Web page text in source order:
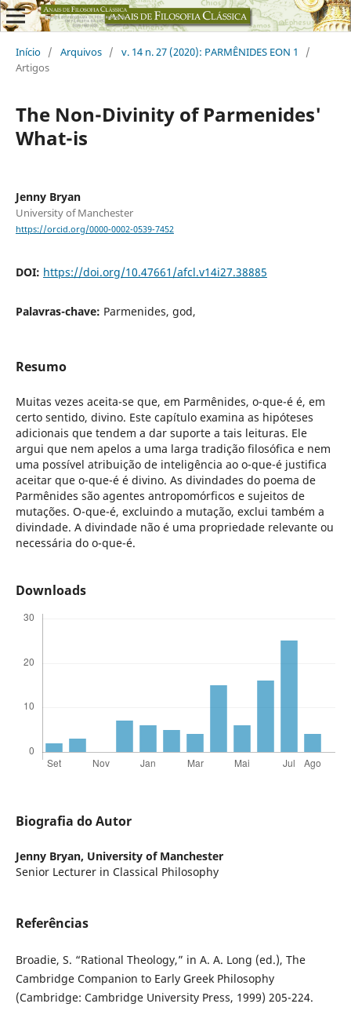
Início / Arquivos / v. 14 n. 27 (2020): PARMÊNIDES EON 1
/
Artigos
The Non-Divinity of Parmenides'
What-is
Jenny Bryan
University of Manchester
https://orcid.org/0000-0002-0539-7452
DOI: https://doi.org/10.47661/afcl.v14i27.38885
Palavras-chave: Parmenides, god,
Resumo
Muitas vezes aceita-se que, em Parmênides, o-que-é é, em
certo sentido, divino. Este capítulo examina as hipóteses
adicionais que tendem a dar suporte a tais leituras. Ele
argui que nem apelos a uma larga tradição filosófica e nem
uma possível atribuição de inteligência ao o-que-é justifica
aceitar que o-que-é é divino. As divindades do poema de
Parmênides são agentes antropomórficos e sujeitos de
mutações. O-que-é, excluindo a mutação, exclui também a
divindade. A divindade não é uma propriedade relevante ou
necessária do o-que-é.
Downloads
Biografia do Autor
Jenny Bryan, University of Manchester
Senior Lecturer in Classical Philosophy
Referências
Broadie, S. “Rational Theology,” in A. A. Long (ed.), The
Cambridge Companion to Early Greek Philosophy
(Cambridge: Cambridge University Press, 1999) 205-224.